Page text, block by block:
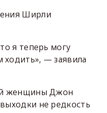
Ширли
я теперь могу
— заявила
женщины Джон
не редкость